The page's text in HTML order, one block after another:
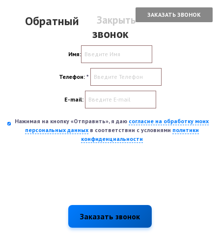
ЗАКАЗАТЬ ЗВОНОК
Закрыть
Обратный
звонок
Имя:
Телефон: *
E-mail:
Нажимая на кнопку «Отправить», я даю согласие на обработку моих
персональных данныхв соответствии с условиями политики
конфиденциальности